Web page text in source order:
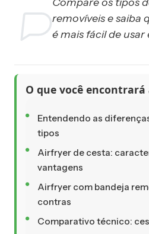
removíveis e saiba
é mais fácil de usar
O que você encontrará
Entendendo as
tipos
Airfryer de cesta:
vantagens
Airfryer com bandeja
contras
Comparativo técnico: